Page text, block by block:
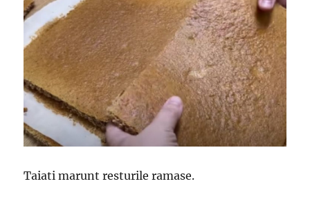
Taiati marunt resturile ramase.